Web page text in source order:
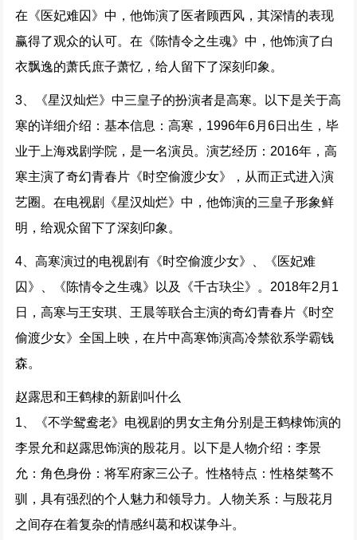
在《医妃难囚》中，他饰演了医者顾西风，其深情的表现
赢得了观众的认可。在《陈情令之生魂》中，他饰演了白
衣飘逸的萧氏庶子萧忆，给人留下了深刻印象。
3、《星汉灿烂》中三皇子的扮演者是高寒。以下是关于高
寒的详细介绍：基本信息：高寒，1996年6月6日出生，毕
业于上海戏剧学院，是一名演员。演艺经历：2016年，高
寒主演了奇幻青春片《时空偷渡少女》，从而正式进入演
艺圈。在电视剧《星汉灿烂》中，他饰演的三皇子形象鲜
明，给观众留下了深刻印象。
4、高寒演过的电视剧有《时空偷渡少女》、《医妃难
囚》、《陈情令之生魂》以及《千古玦尘》。2018年2月1
日，高寒与王安琪、王晨等联合主演的奇幻青春片《时空
偷渡少女》全国上映，在片中高寒饰演高冷禁欲系学霸钱
森。
赵露思和王鹤棣的新剧叫什么
1、《不学鸳鸯老》电视剧的男女主角分别是王鹤棣饰演的
李景允和赵露思饰演的殷花月。以下是人物介绍：李景
允：角色身份：将军府家三公子。性格特点：性格桀骜不
驯，具有强烈的个人魅力和领导力。人物关系：与殷花月
之间存在着复杂的情感纠葛和权谋争斗。